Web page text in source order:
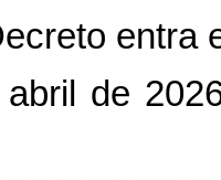
entra
de